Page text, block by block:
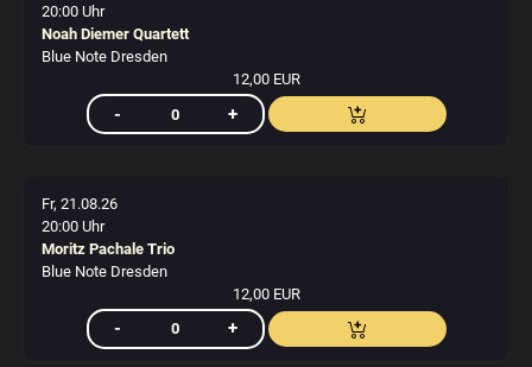
20:00 Uhr
Noah Diemer Quartett
Blue Note Dresden
12,00 EUR
Fr, 21.08.26
20:00 Uhr
Moritz Pachale Trio
Blue Note Dresden
12,00 EUR